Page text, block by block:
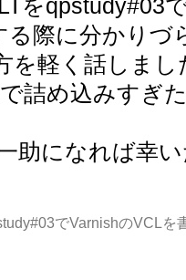
をqpstudy#03
る際に分かり
を軽く話しまし
詰め込みすぎ
助になれば幸